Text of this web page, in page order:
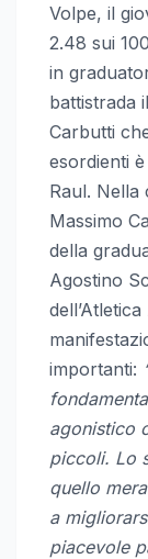
Volpe, il
2.48 sui
in
battistrada
Carbutti
esordienti
Raul. Nella
Massimo
della
Agostino
importanti:
agonistico
piccoli. Lo
quello
a
piacevole